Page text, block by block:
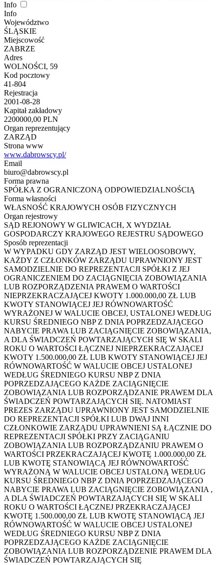
Info
Info
Województwo
ŚLĄSKIE
Miejscowość
ZABRZE
Adres
WOLNOŚCI, 59
Kod pocztowy
41-804
Rejestracja
2001-08-28
Kapitał zakładowy
2200000,00 PLN
Organ reprezentujący
ZARZĄD
Strona www
www.dabrowscy.pl/
Email
biuro@dabrowscy.pl
Forma prawna
SPÓŁKA Z OGRANICZONĄ ODPOWIEDZIALNOŚCIĄ
Forma własności
WŁASNOŚĆ KRAJOWYCH OSÓB FIZYCZNYCH
Organ rejestrowy
SĄD REJONOWY W GLIWICACH, X WYDZIAŁ
GOSPODARCZY KRAJOWEGO REJESTRU SĄDOWEGO
Sposób reprezentacji
W WYPADKU GDY ZARZĄD JEST WIELOOSOBOWY,
KAŻDY Z CZŁONKÓW ZARZĄDU UPRAWNIONY JEST
SAMODZIELNIE DO REPREZENTACJI SPÓŁKI Z JEJ
OGRANICZENIEM DO ZACIĄGNIĘCIA ZOBOWIĄZANIA
LUB ROZPORZĄDZENIA PRAWEM O WARTOŚCI
NIEPRZEKRACZAJĄCEJ KWOTY 1.000.000,00 ZŁ LUB
KWOTY STANOWIĄCEJ JEJ RÓWNOWARTOŚĆ
WYRAŻONEJ W WALUCIE OBCEJ, USTALONEJ WEDŁUG
KURSU ŚREDNIEGO NBP Z DNIA POPRZEDZAJĄCEGO
NABYCIE PRAWA LUB ZACIĄGNIĘCIE ZOBOWIĄZANIA,
A DLA ŚWIADCZEŃ POWTARZAJĄCYCH SIĘ W SKALI
ROKU O WARTOŚCI ŁĄCZNEJ NIEPRZEKRACZAJĄCEJ
KWOTY 1.500.000,00 ZŁ LUB KWOTY STANOWIĄCEJ JEJ
RÓWNOWARTOŚĆ W WALUCIE OBCEJ USTALONEJ
WEDŁUG ŚREDNIEGO KURSU NBP Z DNIA
POPRZEDZAJĄCEGO KAŻDE ZACIĄGNIĘCIE
ZOBOWIĄZANIA LUB ROZPORZĄDZANIE PRAWEM DLA
ŚWIADCZEŃ POWTARZAJĄCYCH SIĘ. NATOMIAST
PREZES ZARZĄDU UPRAWNIONY JEST SAMODZIELNIE
DO REPREZENTACJI SPÓŁKI LUB DWAJ INNI
CZŁONKOWIE ZARZĄDU UPRAWNIENI SĄ ŁĄCZNIE DO
REPREZENTACJI SPÓŁKI PRZY ZACIĄGANIU
ZOBOWIĄZANIA LUB ROZPORZĄDZANIU PRAWEM O
WARTOŚCI PRZEKRACZAJĄCEJ KWOTĘ 1.000.000,00 ZŁ
LUB KWOTĘ STANOWIĄCĄ JEJ RÓWNOWARTOŚĆ
WYRAŻONĄ W WALUCIE OBCEJ USTALONĄ WEDŁUG
KURSU ŚREDNIEGO NBP Z DNIA POPRZEDZAJĄCEGO
NABYCIE PRAWA LUB ZACIĄGNIĘCIE ZOBOWIĄZANIA ,
A DLA ŚWIADCZEŃ POWTARZAJĄCYCH SIĘ W SKALI
ROKU O WARTOŚCI ŁĄCZNEJ PRZEKRACZAJĄCEJ
KWOTĘ 1.500.000,00 ZŁ LUB KWOTĘ STANOWIĄCĄ JEJ
RÓWNOWARTOŚĆ W WALUCIE OBCEJ USTALONEJ
WEDŁUG ŚREDNIEGO KURSU NBP Z DNIA
POPRZEDZAJĄCEGO KAŻDE ZACIĄGNIĘCIE
ZOBOWIĄZANIA LUB ROZPORZĄDZENIE PRAWEM DLA
ŚWIADCZEŃ POWTARZAJĄCYCH SIĘ